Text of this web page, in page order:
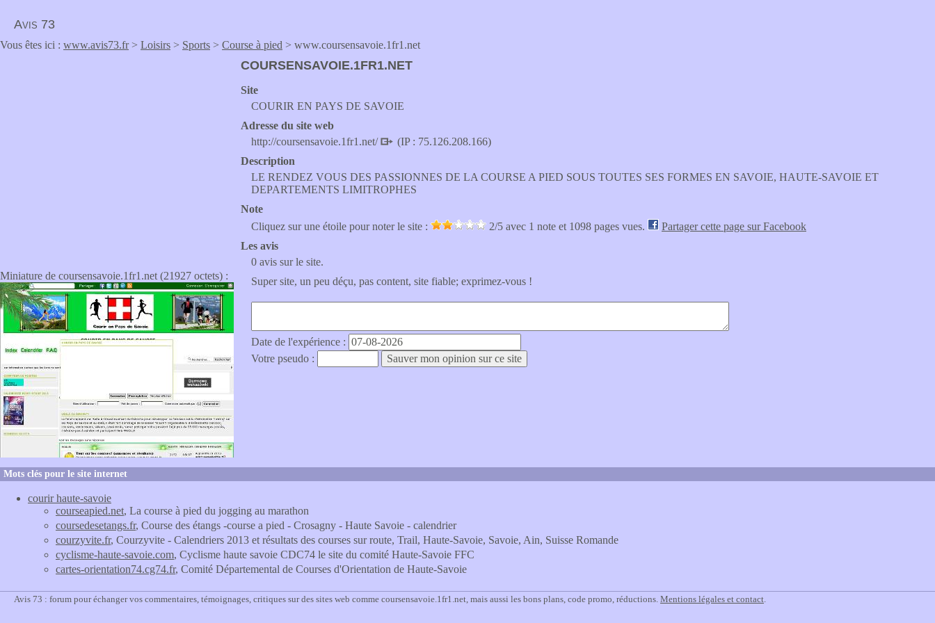
Avis 73
Vous êtes ici : www.avis73.fr> Loisirs > Sports > Course à pied > www.coursensavoie.1fr1.net
Miniature de coursensavoie.1fr1.net (21927 octets) :
COURSENSAVOIE.1FR1.NET
Site
COURIR EN PAYS DE SAVOIE
Adresse du site web
http://coursensavoie.1fr1.net/
(IP : 75.126.208.166)
Description
LE RENDEZ VOUS DES PASSIONNES DE LA COURSE A PIED SOUS TOUTES SES FORMES EN SAVOIE, HAUTE-SAVOIE ET
DEPARTEMENTS LIMITROPHES
Note
Cliquez sur une étoile pour noter le site :
2/5 avec 1 note et 1098 pages vues.
Partager cette page sur Facebook
Les avis
0 avis sur le site.
Super site, un peu déçu, pas content, site fiable; exprimez-vous !
Date de l'expérience :
Votre pseudo :
Mots clés pour le site internet
courir haute-savoie
courseapied.net, La course à pied du jogging au marathon
coursedesetangs.fr, Course des étangs -course a pied - Crosagny - Haute Savoie - calendrier
courzyvite.fr, Courzyvite - Calendriers 2013 et résultats des courses sur route, Trail, Haute-Savoie, Savoie, Ain, Suisse Romande
cyclisme-haute-savoie.com, Cyclisme haute savoie CDC74 le site du comité Haute-Savoie FFC
cartes-orientation74.cg74.fr, Comité Départemental de Courses d'Orientation de Haute-Savoie
Avis 73 : forum pour échanger vos commentaires, témoignages, critiques sur des sites web comme coursensavoie.1fr1.net, mais aussi les bons plans, code promo, réductions. Mentions légales et contact.